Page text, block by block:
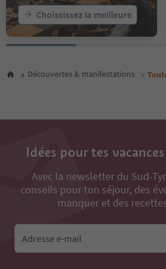
25
26
27
28
30
34
43
45
Choississez la meilleure
Découvertes & manifestations
Idées pour tes
Avec la newsletter du Sud-
conseils pour ton séjour, des
manquer et des
Adresse e-mail